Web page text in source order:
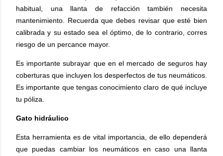
habitual, una llanta de refacción también necesita
mantenimiento. Recuerda que debes revisar que esté bien
calibrada y su estado sea el óptimo, de lo contrario, corres
riesgo de un percance mayor.
Es importante subrayar que en el mercado de seguros hay
coberturas que incluyen los desperfectos de tus neumáticos.
Es importante que tengas conocimiento claro de qué incluye
tu póliza.
Gato hidráulico
Esta herramienta es de vital importancia, de ello dependerá
que puedas cambiar los neumáticos en caso una llanta